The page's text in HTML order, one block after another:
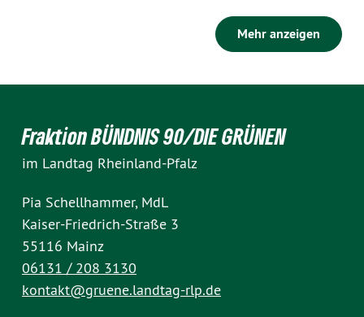
Mehr anzeigen
Fraktion BÜNDNIS 90/DIE GRÜNEN
im Landtag Rheinland-Pfalz
Pia Schellhammer, MdL
Kaiser-Friedrich-Straße 3
55116 Mainz
06131 / 208 3130
kontakt@gruene.landtag-rlp.de